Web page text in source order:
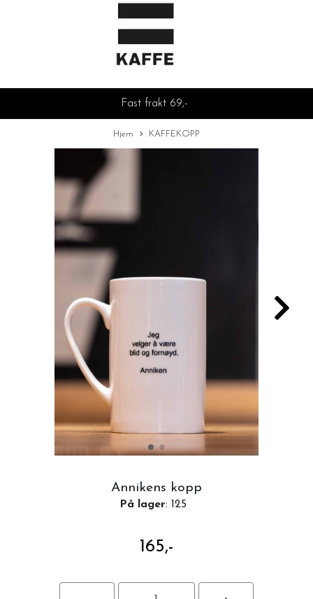
Fast frakt 69,-
Hjem KAFFEKOPP
Annikens kopp
På lager: 125
165,-